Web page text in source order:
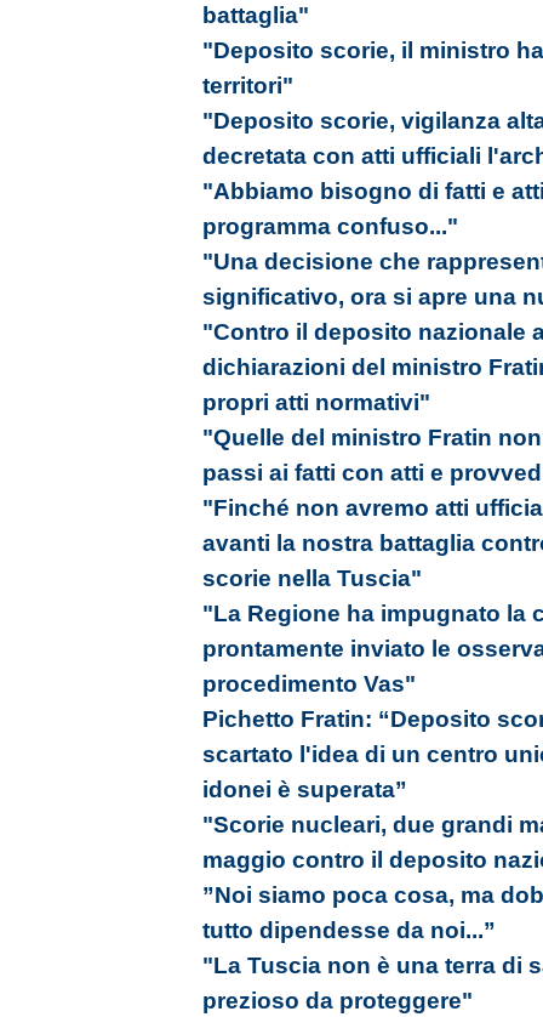
battaglia"
"Deposito scorie, il ministro
territori"
"Deposito scorie, vigilanza
decretata con atti ufficiali
"Abbiamo bisogno di fatti e
programma confuso..."
"Una decisione che
significativo, ora si apre una
"Contro il deposito nazionale
dichiarazioni del ministro
propri atti normativi"
"Quelle del ministro Fratin
passi ai fatti con atti e
"Finché non avremo atti
avanti la nostra battaglia
scorie nella Tuscia"
"La Regione ha impugnato la
prontamente inviato le
procedimento Vas"
Pichetto Fratin: “Deposito
scartato l'idea di un centro
idonei è superata”
"Scorie nucleari, due grandi
maggio contro il deposito
”Noi siamo poca cosa, ma
tutto dipendesse da noi...”
"La Tuscia non è una terra di
prezioso da proteggere"